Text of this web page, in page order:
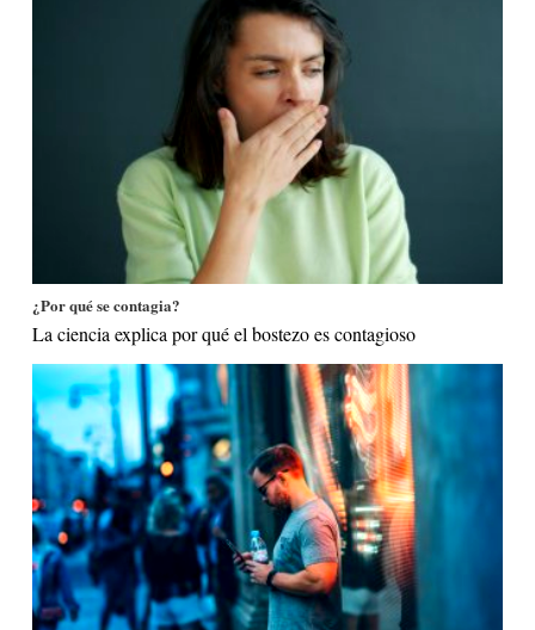
¿Por qué se contagia?
La ciencia explica por qué el bostezo es contagioso